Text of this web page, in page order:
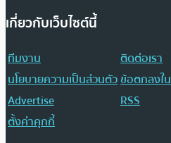
เกี่ยวกับเว็บไซต์นี้
ทีมงาน
ติดต่อเรา
นโยบายความเป็นส่วนตัวข้อตกลงใ
Advertise
RSS
ตั้งค่าคุกกี้